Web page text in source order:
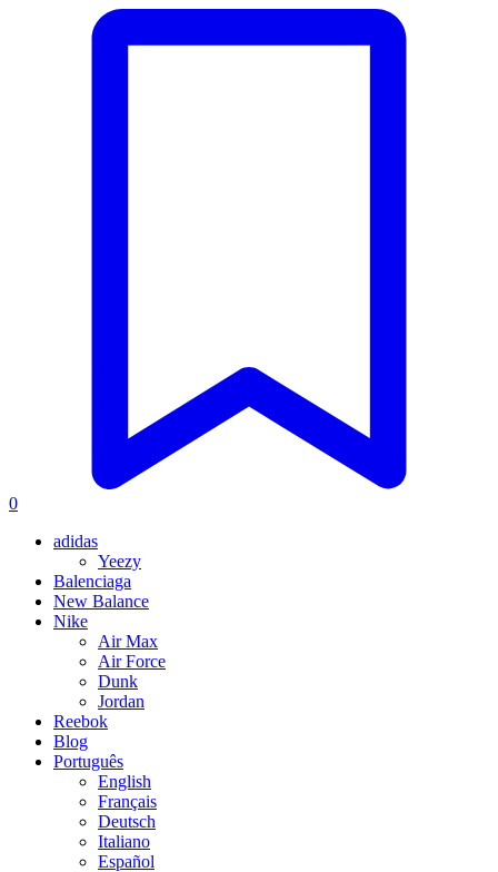
0
adidas
Yeezy
Balenciaga
New Balance
Nike
Air Max
Air Force
Dunk
Jordan
Reebok
Blog
Português
English
Français
Deutsch
Italiano
Español